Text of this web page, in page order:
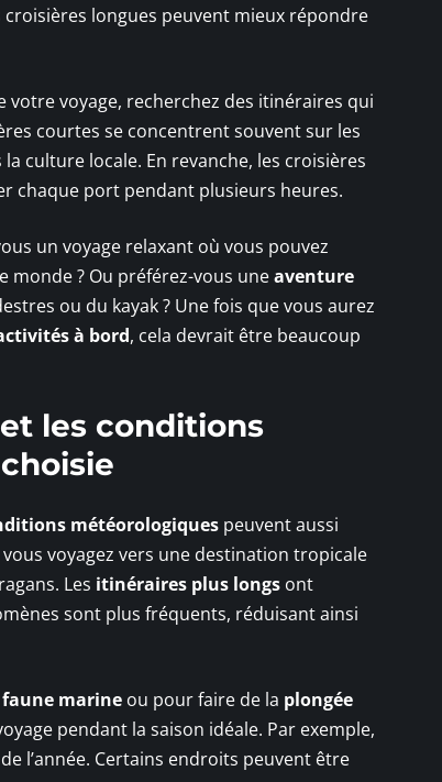
longues peuvent mieux répondre
votre voyage, recherchez des itinéraires qui
courtes se concentrent souvent sur les
culture locale. En revanche, les croisières
chaque port pendant plusieurs heures.
un voyage relaxant où vous pouvez
? Ou préférez-vous uneaventure
ou du kayak ? Une fois que vous aurez
à bord, cela devrait être beaucoup
les conditions
météorologiques peuvent aussi
voyagez vers une destination tropicale
Les itinéraires plus longs ont
sont plus fréquents, réduisant ainsi
faune marine ou pour faire de la plongée
pendant la saison idéale. Par exemple,
l’année. Certains endroits peuvent être